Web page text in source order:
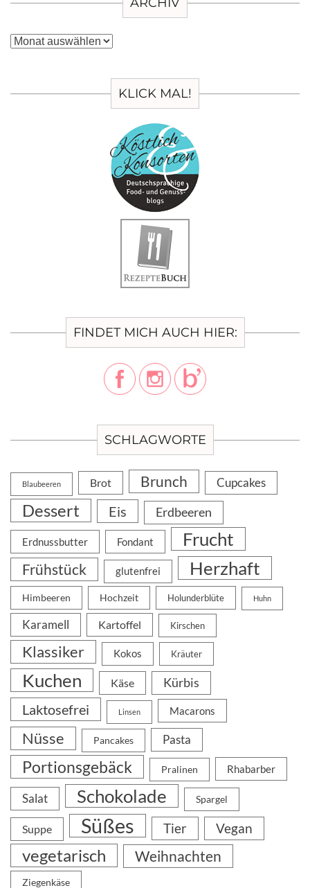
Archiv
KLICK MAL!
FINDET MICH AUCH HIER:
SCHLAGWORTE
Blaubeeren Brot Brunch Cupcakes
Dessert Eis Erdbeeren
Erdnussbutter Fondant Frucht
Frühstück glutenfrei Herzhaft
Himbeeren Hochzeit Holunderblüte Huhn
Karamell Kartoffel Kirschen
Klassiker Kokos Kräuter
Kuchen Käse Kürbis
Laktosefrei Linsen Macarons
Nüsse Pancakes Pasta
Portionsgebäck Pralinen Rhabarber
Salat Schokolade Spargel
Suppe Süßes Tier Vegan
vegetarisch Weihnachten
Ziegenkäse